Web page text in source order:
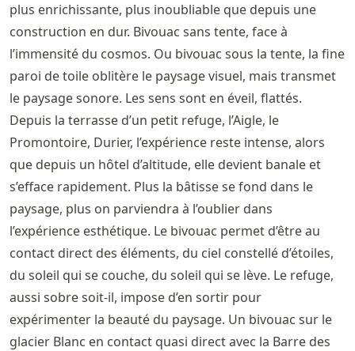
plus enrichissante, plus inoubliable que depuis une
construction en dur. Bivouac sans tente, face à
l’immensité du cosmos. Ou bivouac sous la tente, la fine
paroi de toile oblitère le paysage visuel, mais transmet
le paysage sonore. Les sens sont en éveil, flattés.
Depuis la terrasse d’un petit refuge, l’Aigle, le
Promontoire, Durier, l’expérience reste intense, alors
que depuis un hôtel d’altitude, elle devient banale et
s’efface rapidement. Plus la bâtisse se fond dans le
paysage, plus on parviendra à l’oublier dans
l’expérience esthétique. Le bivouac permet d’être au
contact direct des éléments, du ciel constellé d’étoiles,
du soleil qui se couche, du soleil qui se lève. Le refuge,
aussi sobre soit-il, impose d’en sortir pour
expérimenter la beauté du paysage. Un bivouac sur le
glacier Blanc en contact quasi direct avec la Barre des